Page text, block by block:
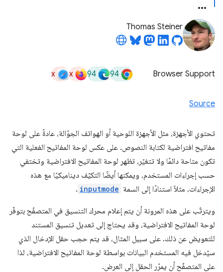
Thomas Steiner
Browser Support
94
94
x
x
Source
تحتوي الأجهزة، مثل الأجهزة اللوحية أو الهواتف الجوّالة، عادةً على لوحة
مفاتيح افتراضية لكتابة النصوص. على عكس لوحة المفاتيح الفعلية التي
تكون متاحة دائمًا ولا تتغيّر، تظهر لوحة المفاتيح الافتراضية وتختفي
حسب إجراءات المستخدم، ويمكنها أيضًا التكيّف ديناميكيًا مع هذه
الإجراءات، مثلاً استنادًا إلى السمة inputmode
.
ويترتّب على هذه المرونة أن يتم إعلام محرك التنسيق في المتصفّح بتوفّر
لوحة المفاتيح الافتراضية، وقد يحتاج إلى تعديل تنسيق المستند
للتعويض عن ذلك. على سبيل المثال، قد يتم حجب حقل الإدخال الذي
سيُدخل فيه المستخدم البيانات بواسطة لوحة المفاتيح الافتراضية، لذا
على المتصفّح أن يمرّر الحقل إلى العرض.